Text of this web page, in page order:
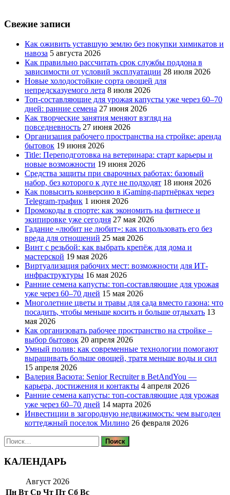
Свежие записи
Как оживить уставшую землю без покупки химикатов и
навоза 5 августа 2026
Как правильно рассчитать срок службы поддона в
зависимости от условий эксплуатации 28 июля 2026
Новые холодостойкие сорта овощей для
непредсказуемого лета 8 июля 2026
Топ-составляющие для урожая капусты уже через 60–70
дней: ранние семена 27 июня 2026
Как творческие занятия меняют взгляд на
повседневность 27 июня 2026
Организация рабочего пространства на стройке: аренда
бытовок 19 июня 2026
Title: Переподготовка на ветеринара: старт карьеры и
новые возможности 19 июня 2026
Средства защиты при сварочных работах: базовый
набор, без которого к дуге не подходят 18 июня 2026
Как повысить конверсию в iGaming-партнёрках через
Telegram-трафик 1 июня 2026
Промокоды в спорте: как экономить на фитнесе и
экипировке уже сегодня 27 мая 2026
Гадание «любит не любит»: как использовать его без
вреда для отношений 25 мая 2026
Винт с резьбой: как выбрать крепёж для дома и
мастерской 19 мая 2026
Виртуализация рабочих мест: возможности для ИТ-
инфраструктуры 16 мая 2026
Ранние семена капусты: топ‑составляющие для урожая
уже через 60–70 дней 15 мая 2026
Многолетние цветы и травы для сада вместо газона: что
посадить, чтобы меньше косить и больше отдыхать 13
мая 2026
Как организовать рабочее пространство на стройке –
выбор бытовок 20 апреля 2026
Умный полив: как современные технологии помогают
выращивать больше овощей, тратя меньше воды и сил
15 апреля 2026
Валерия Васюта: Senior Recruiter в BetAndYou —
карьера, достижения и контакты 4 апреля 2026
Ранние семена капусты: топ‑составляющие для урожая
уже через 60–70 дней 14 марта 2026
Инвестиции в загородную недвижимость: чем выгоден
коттеджный поселок Милино 26 февраля 2026
Найти:
КАЛЕНДАРЬ
Август 2026
Пн Вт Ср Чт Пт Сб Вс